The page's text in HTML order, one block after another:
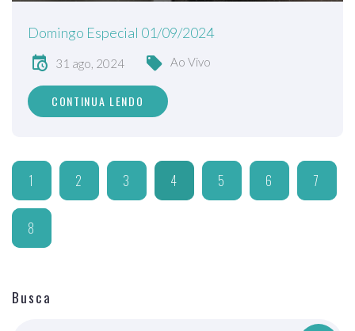
Domingo Especial 01/09/2024
31 ago, 2024 Ao Vivo
CONTINUA LENDO
1 2 3 4 5 6 7
8
Busca